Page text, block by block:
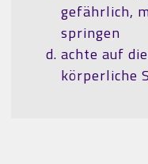
gefährlich,
springen
achte auf
körperliche